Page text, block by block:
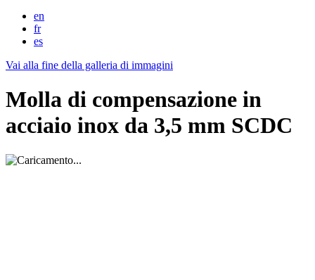
en
fr
es
Vai alla fine della galleria di immagini
Molla di compensazione in
acciaio inox da 3,5 mm SCDC